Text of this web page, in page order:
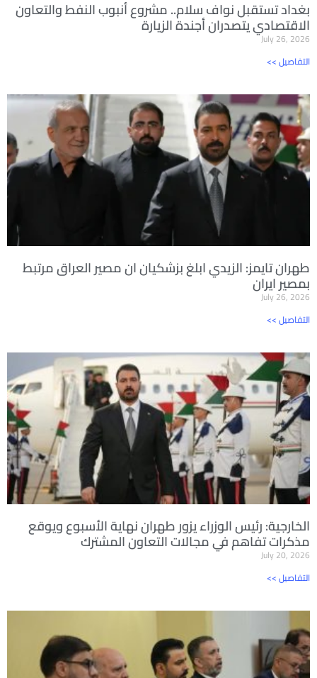
بغداد تستقبل نواف سلام.. مشروع أنبوب النفط والتعاون
الاقتصادي يتصدران أجندة الزيارة
July 26, 2026
<< التفاصيل
طهران تايمز: الزيدي ابلغ بزشكيان ان مصير العراق مرتبط
بمصير ايران
July 26, 2026
<< التفاصيل
الخارجية: رئيس الوزراء يزور طهران نهاية الأسبوع ويوقع
مذكرات تفاهم في مجالات التعاون المشترك
July 20, 2026
<< التفاصيل